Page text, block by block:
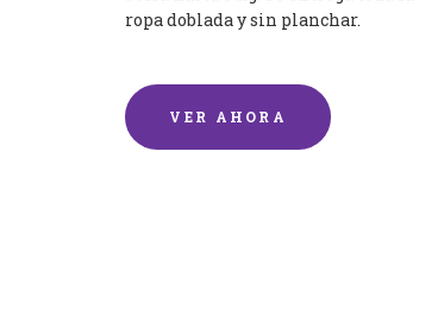
ropa doblada y sin planchar.
VER AHORA